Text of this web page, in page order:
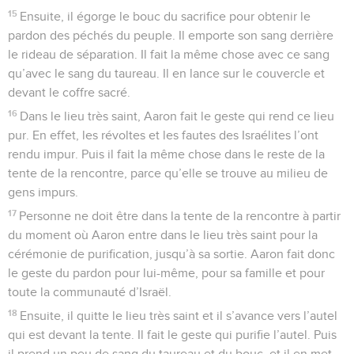
15 Ensuite, il égorge le bouc du sacrifice pour obtenir le
pardon des péchés du peuple. Il emporte son sang derrière
le rideau de séparation. Il fait la même chose avec ce sang
qu’avec le sang du taureau. Il en lance sur le couvercle et
devant le coffre sacré.
16 Dans le lieu très saint, Aaron fait le geste qui rend ce lieu
pur. En effet, les révoltes et les fautes des Israélites l’ont
rendu impur. Puis il fait la même chose dans le reste de la
tente de la rencontre, parce qu’elle se trouve au milieu de
gens impurs.
17 Personne ne doit être dans la tente de la rencontre à partir
du moment où Aaron entre dans le lieu très saint pour la
cérémonie de purification, jusqu’à sa sortie. Aaron fait donc
le geste du pardon pour lui-même, pour sa famille et pour
toute la communauté d’Israël.
18 Ensuite, il quitte le lieu très saint et il s’avance vers l’autel
qui est devant la tente. Il fait le geste qui purifie l’autel. Puis